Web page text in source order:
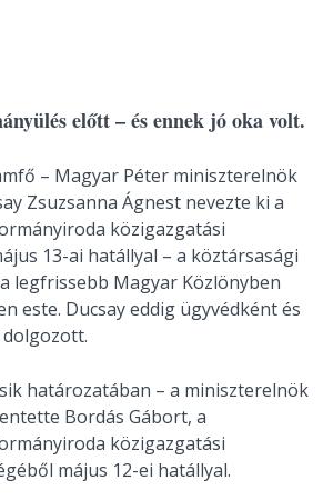
előtt – és ennek jó oka volt.
– Magyar Péter miniszterelnök
Zsuzsanna Ágnest nevezte ki a
közigazgatási
13-ai hatállyal – a köztársasági
legfrissebb Magyar Közlönyben
este. Ducsay eddig ügyvédként és
határozatában – a miniszterelnök
Bordás Gábort, a
közigazgatási
május 12-ei hatállyal.